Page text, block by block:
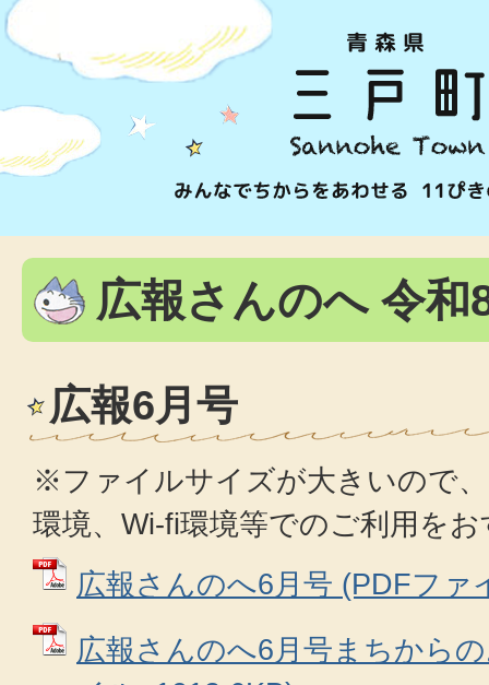
広報さんのへ 令和
広報6月号
※ファイルサイズが大きいので
環境、Wi-fi環境等でのご利用を
広報さんのへ6月号 (PDFファ
広報さんのへ6月号まちから